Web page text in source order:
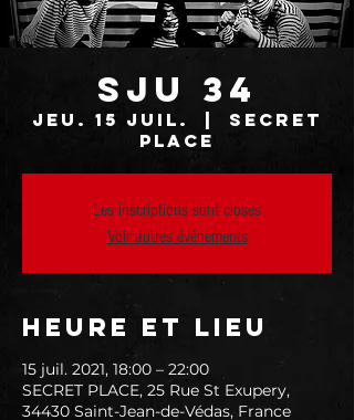
SJU 34
jeu. 15 juil.
SECRET
PLACE
Les inscriptions sont closes
Voir autres événements
Heure et lieu
15 juil. 2021, 18:00 – 22:00
SECRET PLACE, 25 Rue St Exupery,
34430 Saint-Jean-de-Védas, France